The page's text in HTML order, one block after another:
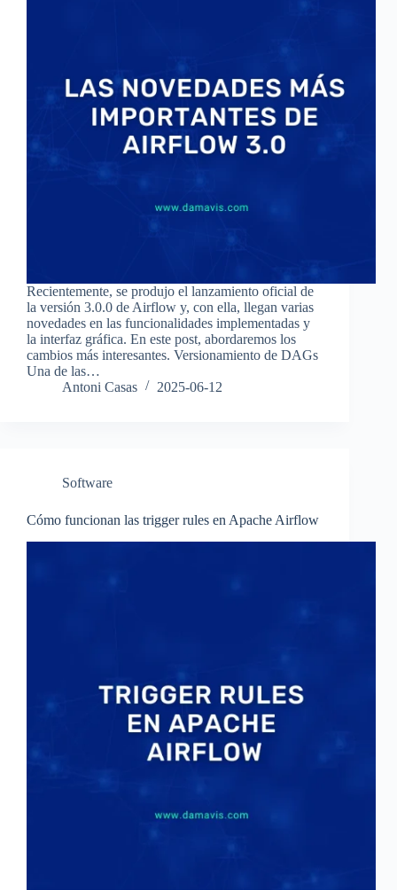
Recientemente, se produjo el lanzamiento oficial de
la versión 3.0.0 de Airflow y, con ella, llegan varias
novedades en las funcionalidades implementadas y
la interfaz gráfica. En este post, abordaremos los
cambios más interesantes. Versionamiento de DAGs
Una de las…
Antoni Casas
2025-06-12
Software
Cómo funcionan las trigger rules en Apache Airflow